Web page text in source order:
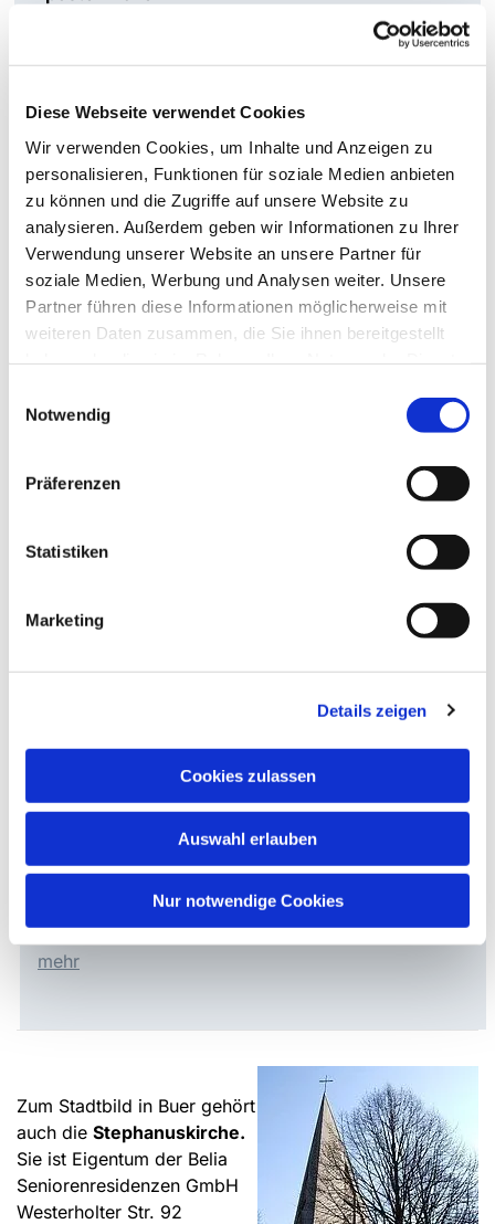
Diese Webseite verwendet Cookies
Wir verwenden Cookies, um Inhalte und Anzeigen zu
personalisieren, Funktionen für soziale Medien anbieten
zu können und die Zugriffe auf unsere Website zu
analysieren. Außerdem geben wir Informationen zu Ihrer
Verwendung unserer Website an unsere Partner für
soziale Medien, Werbung und Analysen weiter. Unsere
Partner führen diese Informationen möglicherweise mit
weiteren Daten zusammen, die Sie ihnen bereitgestellt
Notwendig
Präferenzen
Statistiken
Marketing
Details zeigen
Cookies zulassen
Auswahl erlauben
Nur notwendige Cookies
Eppmannsweg 32
45896 Gelsenkirchen
Fon: 0209 646 43
mehr
Zum Stadtbild in Buer gehört
auch die Stephanuskirche.
Sie ist Eigentum der Belia
Seniorenresidenzen GmbH
Westerholter Str. 92